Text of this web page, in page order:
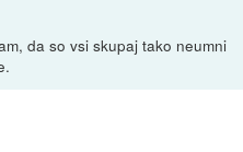
da so vsi skupaj tako neumni